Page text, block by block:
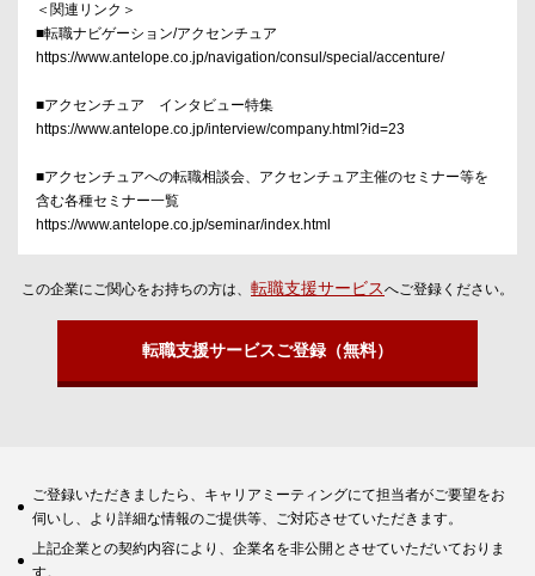
＜関連リンク＞
■転職ナビゲーション/アクセンチュア
https://www.antelope.co.jp/navigation/consul/special/accenture/
■アクセンチュア インタビュー特集
https://www.antelope.co.jp/interview/company.html?id=23
■アクセンチュアへの転職相談会、アクセンチュア主催のセミナー等を
含む各種セミナー一覧
https://www.antelope.co.jp/seminar/index.html
この企業にご関心をお持ちの方は、 転職支援サービスへご登録ください。
転職支援サービスご登録（無料）
ご登録いただきましたら、キャリアミーティングにて担当者がご要望をお
伺いし、より詳細な情報のご提供等、ご対応させていただきます。
上記企業との契約内容により、企業名を非公開とさせていただいておりま
す。